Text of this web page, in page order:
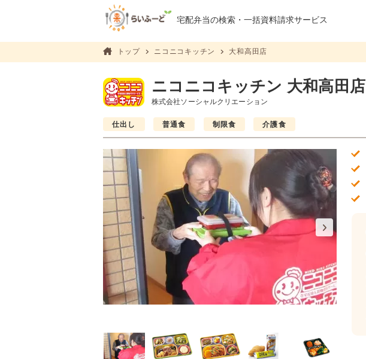
宅配弁当の検索・一括資料請求サービス
トップ ニコニコキッチン 大和高田店
ニコニコキッチン 大和高田店
株式会社ソーシャルクリエーション
仕出し 普通食 制限食 介護食